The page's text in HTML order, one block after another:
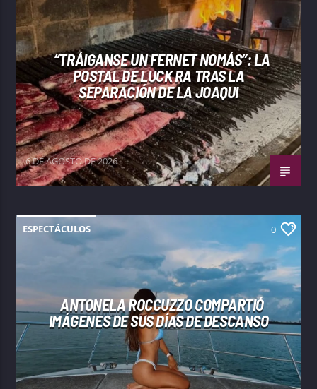
“TRÁIGANSE UN FERNET NOMÁS”: LA
POSTAL DE LUCK RA TRAS LA
SEPARACIÓN DE LA JOAQUI
6 DE AGOSTO DE 2026
ESPECTÁCULOS 0
ANTONELA ROCCUZZO COMPARTIÓ
IMÁGENES DE SUS DÍAS DE DESCANSO